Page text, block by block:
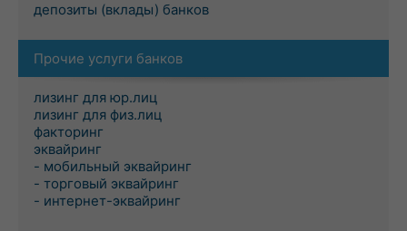
депозиты (вклады) банков
Прочие услуги банков
лизинг для юр.лиц
лизинг для физ.лиц
факторинг
эквайринг
- мобильный эквайринг
- торговый эквайринг
- интернет-эквайринг